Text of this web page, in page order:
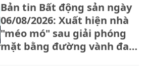
Bản tin Bất động sản ngày
06/08/2026: Xuất hiện nhà
"méo mó" sau giải phóng
mặt bằng đường vành đai